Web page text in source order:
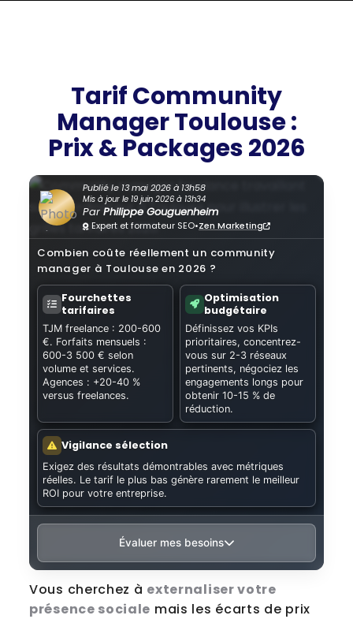
Tarif Community
Manager Toulouse :
Prix & Packages 2026
Publié le 13 mai 2026 à 13h58
Mis à jour le 19 juin 2026 à 13h34
Par Philippe Gouguenheim
Expert et formateur SEO•Zen Marketing
Combien coûte réellement un community
manager à Toulouse en 2026 ?
Fourchettes
tarifaires
TJM freelance : 200-600
€. Forfaits mensuels :
600-3 500 € selon
volume et services.
Agences : +20-40 %
versus freelances.
Optimisation
budgétaire
Définissez vos KPIs
prioritaires, concentrez-
vous sur 2-3 réseaux
pertinents, négociez les
engagements longs pour
obtenir 10-15 % de
réduction.
Vigilance sélection
Exigez des résultats démontrables avec métriques
réelles. Le tarif le plus bas génère rarement le meilleur
ROI pour votre entreprise.
Évaluer mes besoins
Vous cherchez à externaliser votre
présence sociale mais les écarts de prix